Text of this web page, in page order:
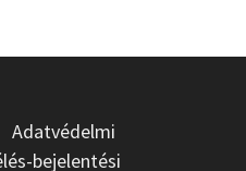
Adatvédelmi
bejelentési